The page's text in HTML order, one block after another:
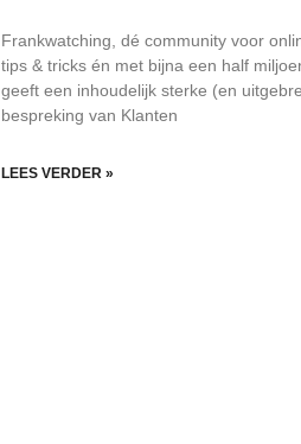
Frankwatching, dé community voor
tips & tricks én met bijna een half
geeft een inhoudelijk sterke (en
bespreking van Klanten
LEES VERDER »